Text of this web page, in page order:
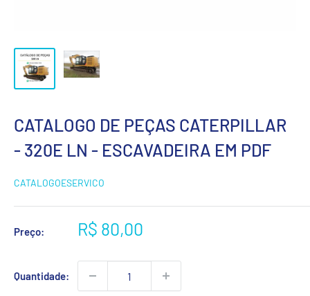
CATALOGO DE PEÇAS CATERPILLAR
- 320E LN - ESCAVADEIRA EM PDF
CATALOGOESERVICO
Preço:
Preço
R$ 80,00
Quantidade: